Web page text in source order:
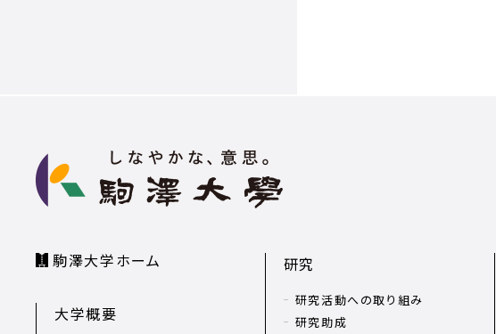
駒澤大学ホーム
大学概要
研究
研究活動への取り組み
研究助成